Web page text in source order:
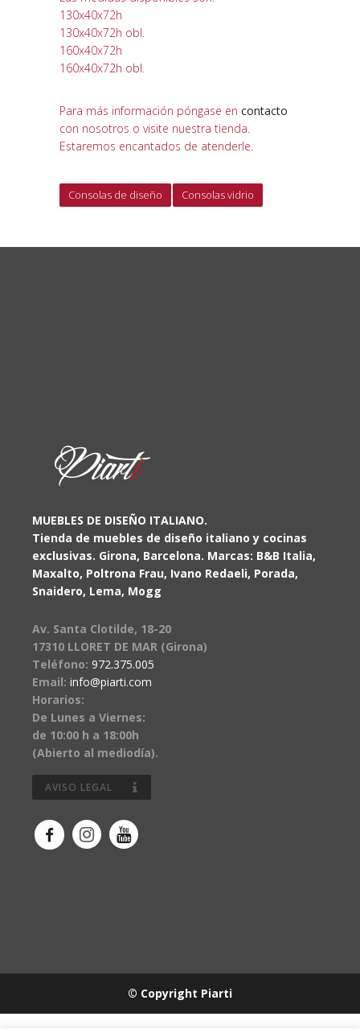
130x40x72h
130x40x72h obl.
160x40x72h
160x40x72h obl.
Para más información póngase en contacto
con nosotros o visite nuestra tienda.
Estaremos encantados de atenderle.
Consolas de diseño Consolas vidrio
MUEBLES DE DISEÑO ITALIANO.
Tienda de muebles de diseño italiano y cocinas
exclusivas. Girona, Barcelona. Marcas: B&B Italia,
Maxalto, Poltrona Frau, Ivano Redaeli, Porada,
Snaidero, Lema, Mogg
Av. Santa Clotilde, 18-20
17310 LLORET DE MAR (Girona)
Teléfono: 972.375.005
Email: info@piarti.com
Horarios:
De Lunes a Viernes:
de 10:00 h a 18:00h
(Abierto al mediodía).
AVISO LEGAL
© Copyright Piarti